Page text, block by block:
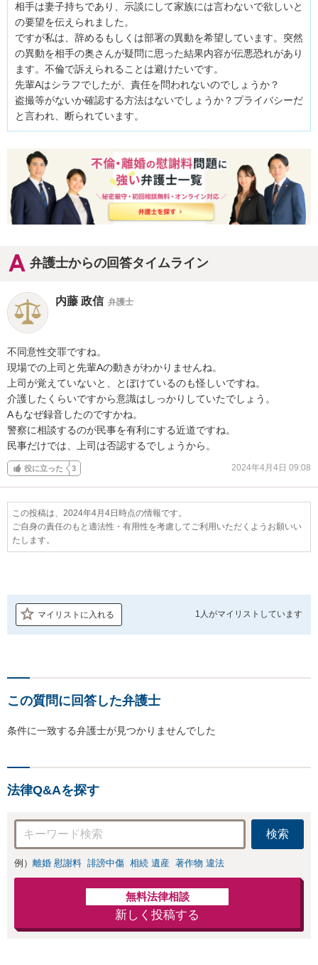
相手は妻子持ちであり、示談にして家族には言わないで欲しいと
の要望を伝えられました。
ですが私は、辞めるもしくは部署の異動を希望しています。突然
の異動を相手の奥さんが疑問に思った結果内容が伝悪恐れがあり
ます。不倫で訴えられることは避けたいです。
先輩Aはシラフでしたが、責任を問われないのでしょうか？
盗撮等がないか確認する方法はないでしょうか？プライバシーだ
と言われ、断られています。
弁護士からの回答タイムライン
内藤 政信 弁護士
不同意性交罪ですね。
現場での上司と先輩Aの動きがわかりませんね。
上司が覚えていないと、とぼけているのも怪しいですね。
介護したくらいですから意識はしっかりしていたでしょう。
Aもなぜ録音したのですかね。
警察に相談するのが民事を有利にする近道ですね。
民事だけでは、上司は否認するでしょうから。
役に立った 3 2024年4月4日 09:08
この投稿は、2024年4月4日時点の情報です。
ご自身の責任のもと適法性・有用性を考慮してご利用いただくようお願いい
たします。
マイリストに入れる 1人がマイリストしています
この質問に回答した弁護士
条件に一致する弁護士が見つかりませんでした
法律Q&Aを探す
検索
例） 離婚 慰謝料 誹謗中傷 相続 遺産 著作物 違法
無料法律相談
新しく投稿する